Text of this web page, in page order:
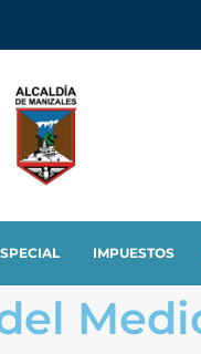
IMPUESTOS